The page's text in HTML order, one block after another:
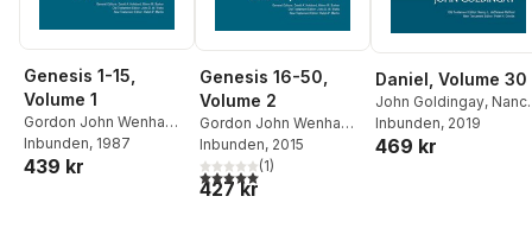
Genesis 1-15,
Volume 1
Gordon John Wenham
David Allen Hubbard
Glenn W. Barker
Inbunden, 1987
439 kr
Genesis 16-50,
Volume 2
Gordon John Wenham
David Allen Hubbard
Glenn W. Barker
Inbunden, 2015
5,0utav 5 stjärnor. Totalt antal röster:
(1)
427 kr
Daniel, Volume 30
John Goldingay,
L. deClaisse-Walford
Peter H. Davids
Inbunden, 2019
469 kr